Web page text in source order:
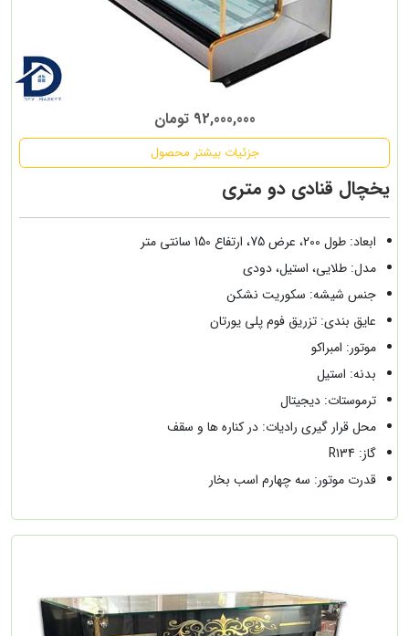
92,000,000 تومان
جزئیات بیشتر محصول
یخچال قنادی دو متری
ابعاد: طول 200، عرض 75، ارتفاع 150 سانتی متر
مدل: طلایی، استیل، دودی
جنس شیشه: سکوریت نشکن
عایق بندی: تزریق فوم پلی یورتان
موتور: امبراکو
بدنه: استیل
ترموستات: دیجیتال
محل قرار گیری رادیات: در کناره ها و سقف
گاز: R134
قدرت موتور: سه چهارم اسب بخار